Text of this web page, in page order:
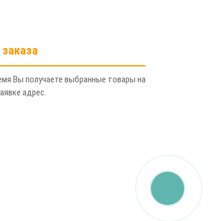
Вы получаете выбранные товары на
адрес.